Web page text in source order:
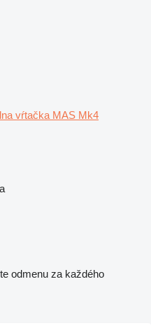
vŕtačka MAS Mk4
odmenu za každého